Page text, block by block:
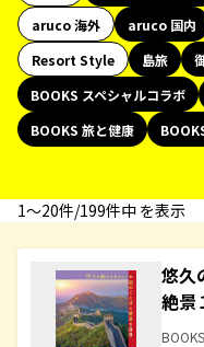
aruco 海外
aruco 国内
Resort Style
島旅
BOOKS スペシャルコラボ
BOOKS 旅と健康
1〜20件/199件中 を表示
悠久
絶景